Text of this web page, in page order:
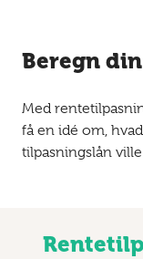
Beregn
Med
få en idé om,
tilpasningslån